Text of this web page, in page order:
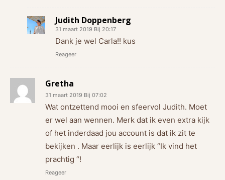
Judith Doppenberg
31 maart 2019 Bij 20:17
Dank je wel Carla!! kus
Reageer
Gretha
31 maart 2019 Bij 07:02
Wat ontzettend mooi en sfeervol Judith. Moet
er wel aan wennen. Merk dat ik even extra kijk
of het inderdaad jou account is dat ik zit te
bekijken . Maar eerlijk is eerlijk “Ik vind het
prachtig “!
Reageer